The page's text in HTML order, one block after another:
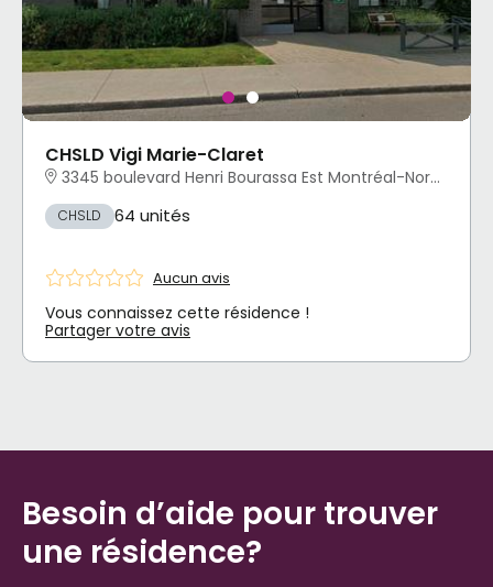
CHSLD Vigi Marie-Claret
3345 boulevard Henri Bourassa Est Montréal-Nord, Montréal, QC
CHSLD 64 unités
Aucun avis
Vous connaissez cette résidence !
Partager votre avis
Besoin d’aide pour trouver
une résidence?